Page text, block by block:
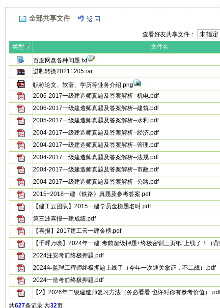
全部共享文件
查看好友共享文件：
类型
文件名
百度网盘各种问题.txt
进制转换20211205.rar
职称论文、软著、学历等业务介绍.png
2006-2017一级建造师真题及答案解析--机电.pdf
2006-2017一级建造师真题及答案解析--建筑.pdf
2005-2017一级建造师真题及答案解析--水利.pdf
2004-2017一级建造师真题及答案解析--经济.pdf
2004-2017一级建造师真题及答案解析--管理.pdf
2004-2017一级建造师真题及答案解析--法规.pdf
2004-2017一级建造师真题及答案解析--市政.pdf
2004-2017一级建造师真题及答案解析--公路.pdf
2015~2018一建《铁路》真题及参考答案.pdf
【建工云团队】2015一建学员金榜题名时.pdf
第三波喜报一建成绩.pdf
【喜报】2017建工云一建金榜.pdf
【千呼万唤】2024年一建“考前超级押题+终极密训三页纸“上线了！（
2024注安考前终极押题.pdf
2024年监理工程师终极押题上线了（今年一次通关拿证，不二战）.pdf
2024一造考前终极押题.pdf
【2】2026年二级建造师复习方法（务必看看 也许对你有参考价值）.pdf
共627条记录 共32页